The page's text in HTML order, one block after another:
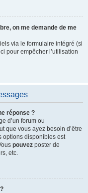
on me demande de me
via le formulaire intégré (si
pour empêcher l’utilisation
réponse ?
d’un forum ou
que vous ayez besoin d’être
options disponibles est
pouvez poster de
etc.